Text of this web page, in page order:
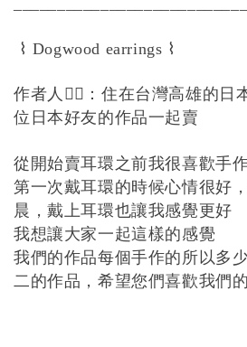
⌇ Dogwood earrings ⌇
作者人 💁‍♀️ ：住在台灣高雄的日
位日本好友的作品一起賣
從開始賣耳環之前我很喜歡手
第一次戴耳環的時候心情很好
晨，戴上耳環也讓我感覺更好
我想讓大家一起這樣的感覺
我們的作品每個手作的所以多
二的作品，希望您們喜歡我們